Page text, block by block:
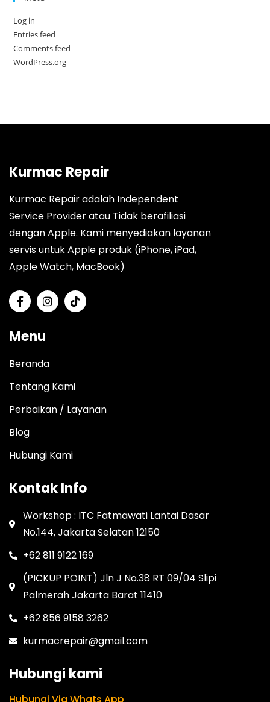
Log in
Entries feed
Comments feed
WordPress.org
Kurmac Repair
Kurmac Repair adalah Independent
Service Provider atau Tidak berafiliasi
dengan Apple. Kami menyediakan layanan
servis untuk Apple produk (iPhone, iPad,
Apple Watch, MacBook)
Menu
Beranda
Tentang Kami
Perbaikan / Layanan
Blog
Hubungi Kami
Kontak Info
Workshop : ITC Fatmawati Lantai Dasar
No.144, Jakarta Selatan 12150
+62 811 9122 169
(PICKUP POINT) Jln J No.38 RT 09/04 Slipi
Palmerah Jakarta Barat 11410
+62 856 9158 3262
kurmacrepair@gmail.com
Hubungi kami